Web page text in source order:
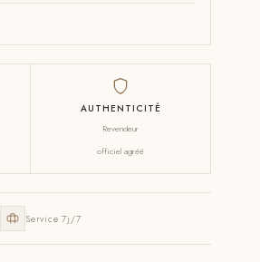
AUTHENTICITÉ
Revendeur
officiel agréé
Service 7j/7